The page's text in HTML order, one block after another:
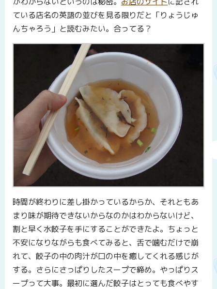
ている店名の英語の並びを見る限りだと「りょうじゅ
んちゃろう」と読むみたい。合ってる？
時間が終わりに差し掛かっているからか、それともあ
まり味が期待できないからなのかはわからないけど、
割と早く水餃子を手にすることができたよ。ちょっと
不安になりながらも食べてみると、舌で噛むだけで崩
れて、餃子の中の肉汁が口の中を癒してくれる感じが
する。さらにさっぱりしたスープで締め。やっぱりス
ープって大事。最初に選んだ餃子はとっても食べやす